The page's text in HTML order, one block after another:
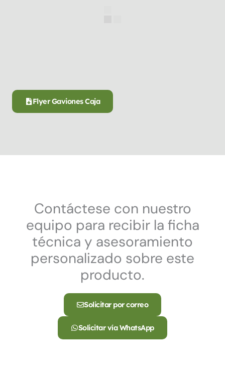
Flyer Gaviones Caja
Contáctese con nuestro
equipo para recibir la ficha
técnica y asesoramiento
personalizado sobre este
producto.
Solicitar por correo
Solicitar vía WhatsApp